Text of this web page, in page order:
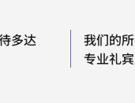
多达
我们的
专业礼